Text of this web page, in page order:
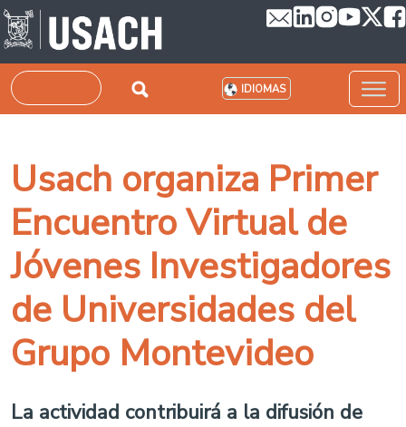
Pasar al contenido principal
Buscar IDIOMAS
Usach organiza Primer
Encuentro Virtual de
Jóvenes Investigadores
de Universidades del
Grupo Montevideo
La actividad contribuirá a la difusión de